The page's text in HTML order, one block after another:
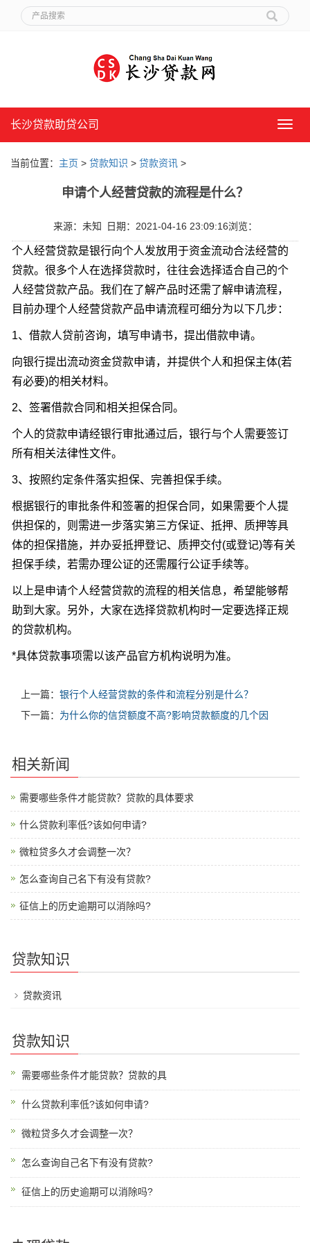
长
长沙贷款助贷公司
当前位置： 主页 > 贷款知识 > 贷款资讯 >
申请个人经营贷款的流程是什么？
来源：未知 日期：2021-04-16 23:09:16浏览：
个人经营贷款是银行向个人发放用于资金流动合法经营的
贷款。很多个人在选择贷款时，往往会选择适合自己的个
人经营贷款产品。我们在了解产品时还需了解申请流程，
目前办理个人经营贷款产品申请流程可细分为以下几步：
1、借款人贷前咨询，填写申请书，提出借款申请。
向银行提出流动资金贷款申请，并提供个人和担保主体(若
有必要)的相关材料。
2、签署借款合同和相关担保合同。
个人的贷款申请经银行审批通过后，银行与个人需要签订
所有相关法律性文件。
3、按照约定条件落实担保、完善担保手续。
根据银行的审批条件和签署的担保合同，如果需要个人提
供担保的，则需进一步落实第三方保证、抵押、质押等具
体的担保措施，并办妥抵押登记、质押交付(或登记)等有关
担保手续，若需办理公证的还需履行公证手续等。
以上是申请个人经营贷款的流程的相关信息，希望能够帮
助到大家。另外，大家在选择贷款机构时一定要选择正规
的贷款机构。
*具体贷款事项需以该产品官方机构说明为准。
上一篇： 银行个人经营贷款的条件和流程分别是什么？
下一篇： 为什么你的信贷额度不高?影响贷款额度的几个因
相关新闻
需要哪些条件才能贷款？贷款的具体要求
什么贷款利率低?该如何申请?
微粒贷多久才会调整一次？
怎么查询自己名下有没有贷款?
征信上的历史逾期可以消除吗?
贷款知识
贷款资讯
贷款知识
需要哪些条件才能贷款？贷款的具
什么贷款利率低?该如何申请?
微粒贷多久才会调整一次？
怎么查询自己名下有没有贷款?
征信上的历史逾期可以消除吗?